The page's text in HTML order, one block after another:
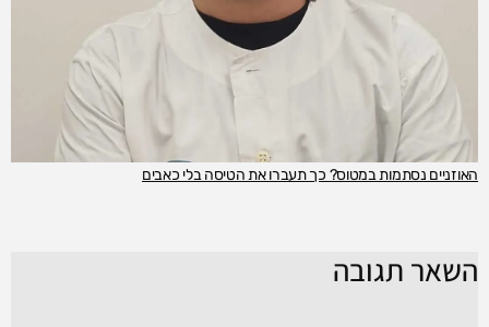
האוזניים נסתמות במטוס? כך תעברו את הטיסה בלי כאבים
השאר תגובה